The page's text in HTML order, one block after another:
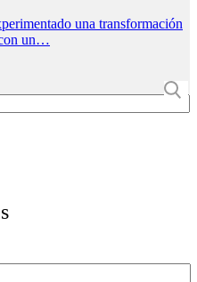
una transformación
un…